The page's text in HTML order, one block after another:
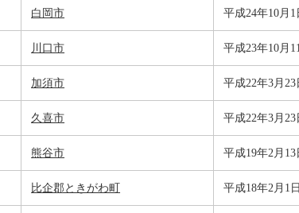
白岡市 平成24年10月1
川口市 平成23年10月
加須市 平成22年3月23
久喜市 平成22年3月23
熊谷市 平成19年2月13
比企郡ときがわ町 平成18年2月1日